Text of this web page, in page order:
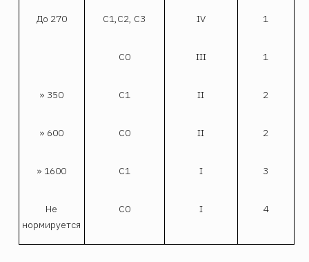
До 270 С1,С2, С3 IV 1
С0 III 1
» 350 С1 II 2
» 600 С0 II 2
» 1600 С1 I 3
Не
нормируется
С0 I 4